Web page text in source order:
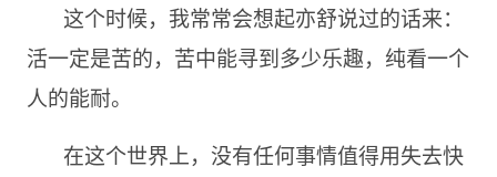
这个时候，我常常会想起亦舒说过的话来：
活一定是苦的，苦中能寻到多少乐趣，纯看一个
人的能耐。
在这个世界上，没有任何事情值得用失去快